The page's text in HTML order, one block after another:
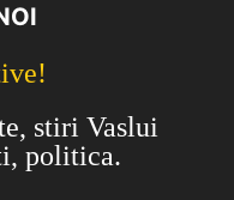
stiri Vaslui
politica.